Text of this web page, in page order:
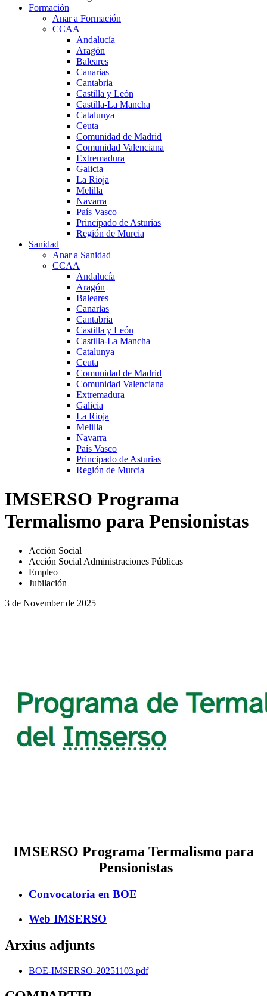
Formación
Anar a Formación
CCAA
Andalucía
Aragón
Baleares
Canarias
Cantabria
Castilla y León
Castilla-La Mancha
Catalunya
Ceuta
Comunidad de Madrid
Comunidad Valenciana
Extremadura
Galicia
La Rioja
Melilla
Navarra
País Vasco
Principado de Asturias
Región de Murcia
Sanidad
Anar a Sanidad
CCAA
Andalucía
Aragón
Baleares
Canarias
Cantabria
Castilla y León
Castilla-La Mancha
Catalunya
Ceuta
Comunidad de Madrid
Comunidad Valenciana
Extremadura
Galicia
La Rioja
Melilla
Navarra
País Vasco
Principado de Asturias
Región de Murcia
IMSERSO Programa
Termalismo para Pensionistas
Acción Social
Acción Social Administraciones Públicas
Empleo
Jubilación
3 de November de 2025
IMSERSO Programa Termalismo para
Pensionistas
Convocatoria en BOE
Web IMSERSO
Arxius adjunts
BOE-IMSERSO-20251103.pdf